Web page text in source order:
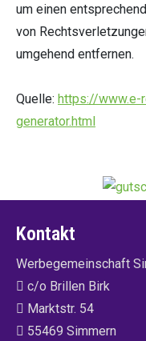
um einen
von
umgehend entfernen.
Quelle: https://www.e-
generator.html
Kontakt
Werbegemeinschaft
c/o Brillen Birk
Marktstr. 54
55469 Simmern